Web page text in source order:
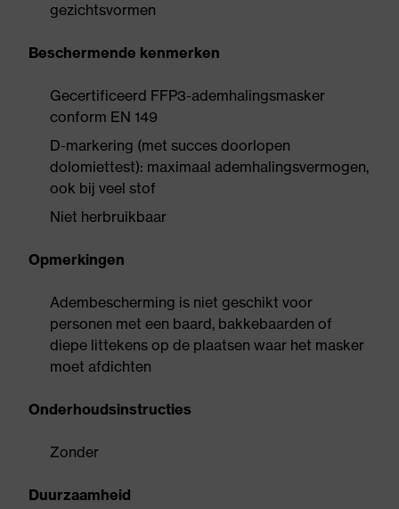
gezichtsvormen
Beschermende kenmerken
Gecertificeerd FFP3-ademhalingsmasker
conform EN 149
D-markering (met succes doorlopen
dolomiettest): maximaal ademhalingsvermogen,
ook bij veel stof
Niet herbruikbaar
Opmerkingen
Adembescherming is niet geschikt voor
personen met een baard, bakkebaarden of
diepe littekens op de plaatsen waar het masker
moet afdichten
Onderhoudsinstructies
Zonder
Duurzaamheid